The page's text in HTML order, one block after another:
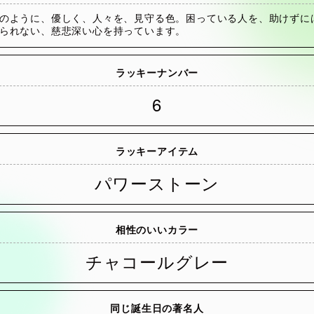
ように、優しく、人々を、見守る色。困っている人を、助けずに
れない、慈悲深い心を持っています。
ラッキーナンバー
6
ラッキーアイテム
パワーストーン
相性のいいカラー
チャコールグレー
同じ誕生日の著名人